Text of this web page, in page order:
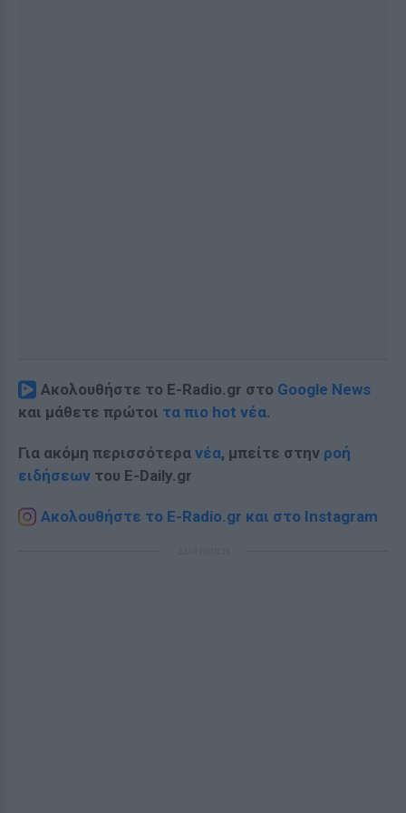
Ακολουθήστε το E-Radio.gr στο Google News
και μάθετε πρώτοι τα πιο hot νέα.
Για ακόμη περισσότερα νέα, μπείτε στην ροή
ειδήσεων του E-Daily.gr
Ακολουθήστε το E-Radio.gr και στο Instagram